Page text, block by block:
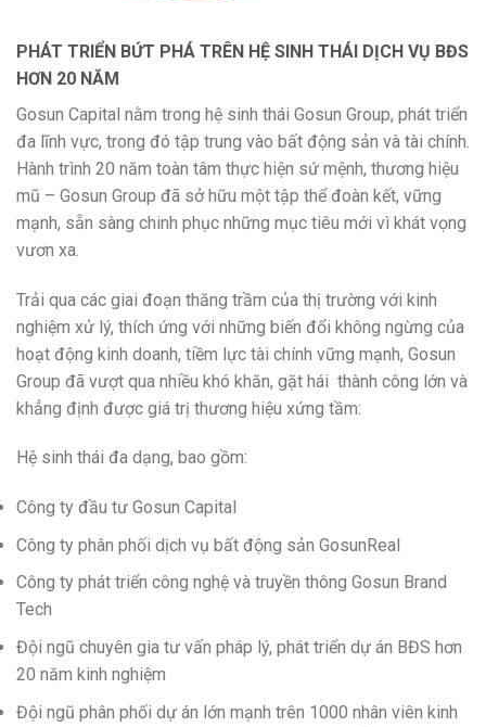
PHÁT TRIỂN BỨT PHÁ TRÊN HỆ SINH THÁI DỊCH VỤ BĐS
HƠN 20 NĂM
Gosun Capital nằm trong hệ sinh thái Gosun Group, phát triển
đa lĩnh vực, trong đó tập trung vào bất động sản và tài chính.
Hành trình 20 năm toàn tâm thực hiện sứ mệnh, thương hiệu
mũ – Gosun Group đã sở hữu một tập thể đoàn kết, vững
mạnh, sẵn sàng chinh phục những mục tiêu mới vì khát vọng
vươn xa.
Trải qua các giai đoạn thăng trầm của thị trường với kinh
nghiệm xử lý, thích ứng với những biến đổi không ngừng của
hoạt động kinh doanh, tiềm lực tài chính vững mạnh, Gosun
Group đã vượt qua nhiều khó khăn, gặt hái thành công lớn và
khẳng định được giá trị thương hiệu xứng tầm:
Hệ sinh thái đa dạng, bao gồm:
Công ty đầu tư Gosun Capital
Công ty phân phối dịch vụ bất động sản GosunReal
Công ty phát triển công nghệ và truyền thông Gosun Brand
Tech
Đội ngũ chuyên gia tư vấn pháp lý, phát triển dự án BĐS hơn
20 năm kinh nghiệm
Đội ngũ phân phối dự án lớn mạnh trên 1000 nhân viên kinh